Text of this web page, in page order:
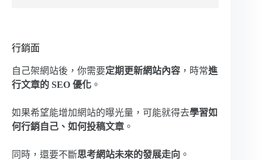
行銷面
自己架網站後，你需要定期更新網站內容 ，時常進
行文章的 SEO 優化 。
如果希望能增加網站的曝光量，可能就得去學習如
何行銷自己、如何投稿文章 。
同時，還要不斷思考網站未來的發展走向 。